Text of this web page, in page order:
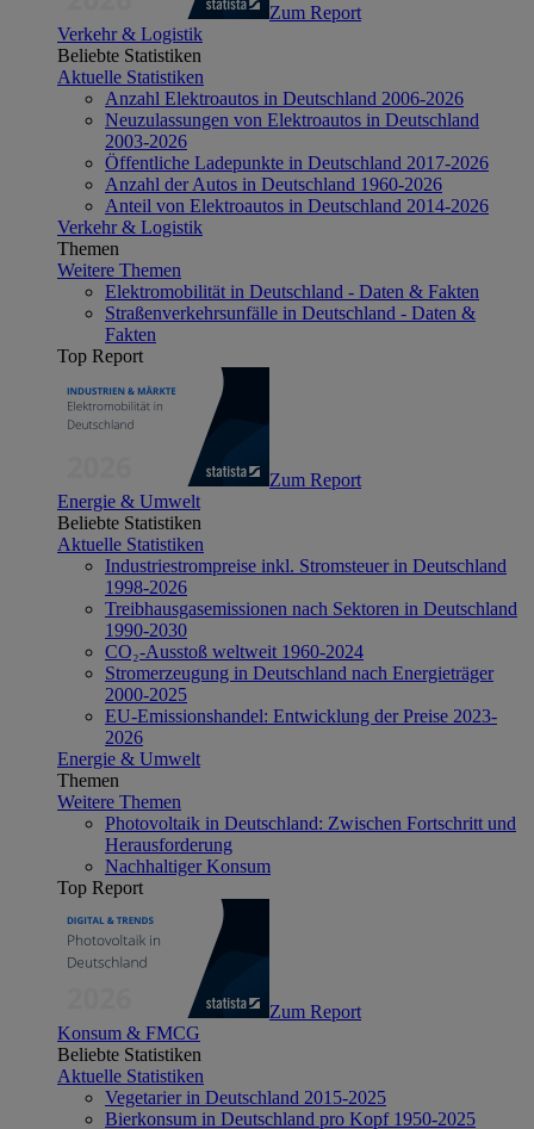
Zum Report
Verkehr & Logistik
Beliebte Statistiken
Aktuelle Statistiken
Anzahl Elektroautos in Deutschland 2006-2026
Neuzulassungen von Elektroautos in Deutschland
2003-2026
Öffentliche Ladepunkte in Deutschland 2017-2026
Anzahl der Autos in Deutschland 1960-2026
Anteil von Elektroautos in Deutschland 2014-2026
Verkehr & Logistik
Themen
Weitere Themen
Elektromobilität in Deutschland - Daten & Fakten
Straßenverkehrsunfälle in Deutschland - Daten &
Fakten
Top Report
Zum Report
Energie & Umwelt
Beliebte Statistiken
Aktuelle Statistiken
Industriestrompreise inkl. Stromsteuer in Deutschland
1998-2026
Treibhausgasemissionen nach Sektoren in Deutschland
1990-2030
CO₂-Ausstoß weltweit 1960-2024
Stromerzeugung in Deutschland nach Energieträger
2000-2025
EU-Emissionshandel: Entwicklung der Preise 2023-
2026
Energie & Umwelt
Themen
Weitere Themen
Photovoltaik in Deutschland: Zwischen Fortschritt und
Herausforderung
Nachhaltiger Konsum
Top Report
Zum Report
Konsum & FMCG
Beliebte Statistiken
Aktuelle Statistiken
Vegetarier in Deutschland 2015-2025
Bierkonsum in Deutschland pro Kopf 1950-2025